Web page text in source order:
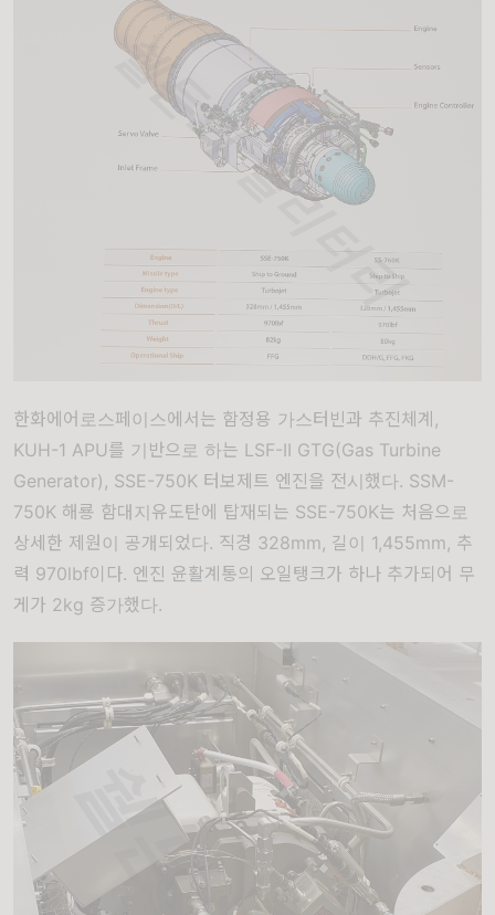
한화에어로스페이스에서는 함정용 가스터빈과 추진체계,
KUH-1 APU를 기반으로 하는 LSF-II GTG(Gas Turbine
Generator), SSE-750K 터보제트 엔진을 전시했다. SSM-
750K 해룡 함대지유도탄에 탑재되는 SSE-750K는 처음으로
상세한 제원이 공개되었다. 직경 328mm, 길이 1,455mm, 추
력 970lbf이다. 엔진 윤활계통의 오일탱크가 하나 추가되어 무
게가 2kg 증가했다.